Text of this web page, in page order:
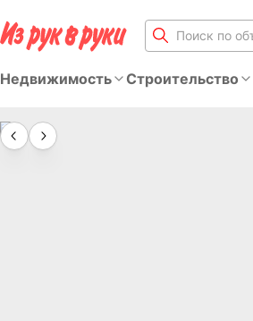
Недвижимость Строительство